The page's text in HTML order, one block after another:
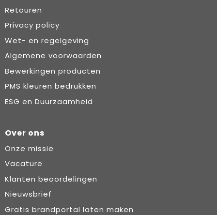
Retouren
Privacy policy
Wet- en regelgeving
Algemene voorwaarden
Bewerkingen producten
PMS kleuren bedrukken
ESG en Duurzaamheid
Over ons
Onze missie
Vacature
Klanten beoordelingen
Nieuwsbrief
Gratis brandportal laten maken